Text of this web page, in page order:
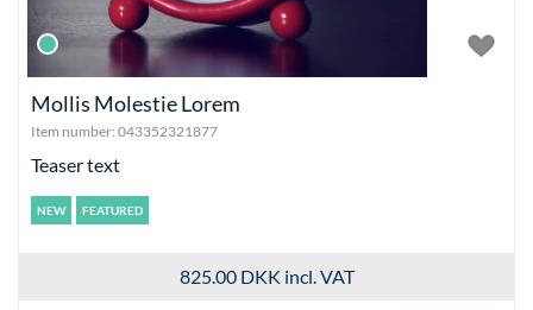
Mollis Molestie Lorem
Item number: 043352321877
Teaser text
NEW FEATURED
825.00 DKK incl. VAT